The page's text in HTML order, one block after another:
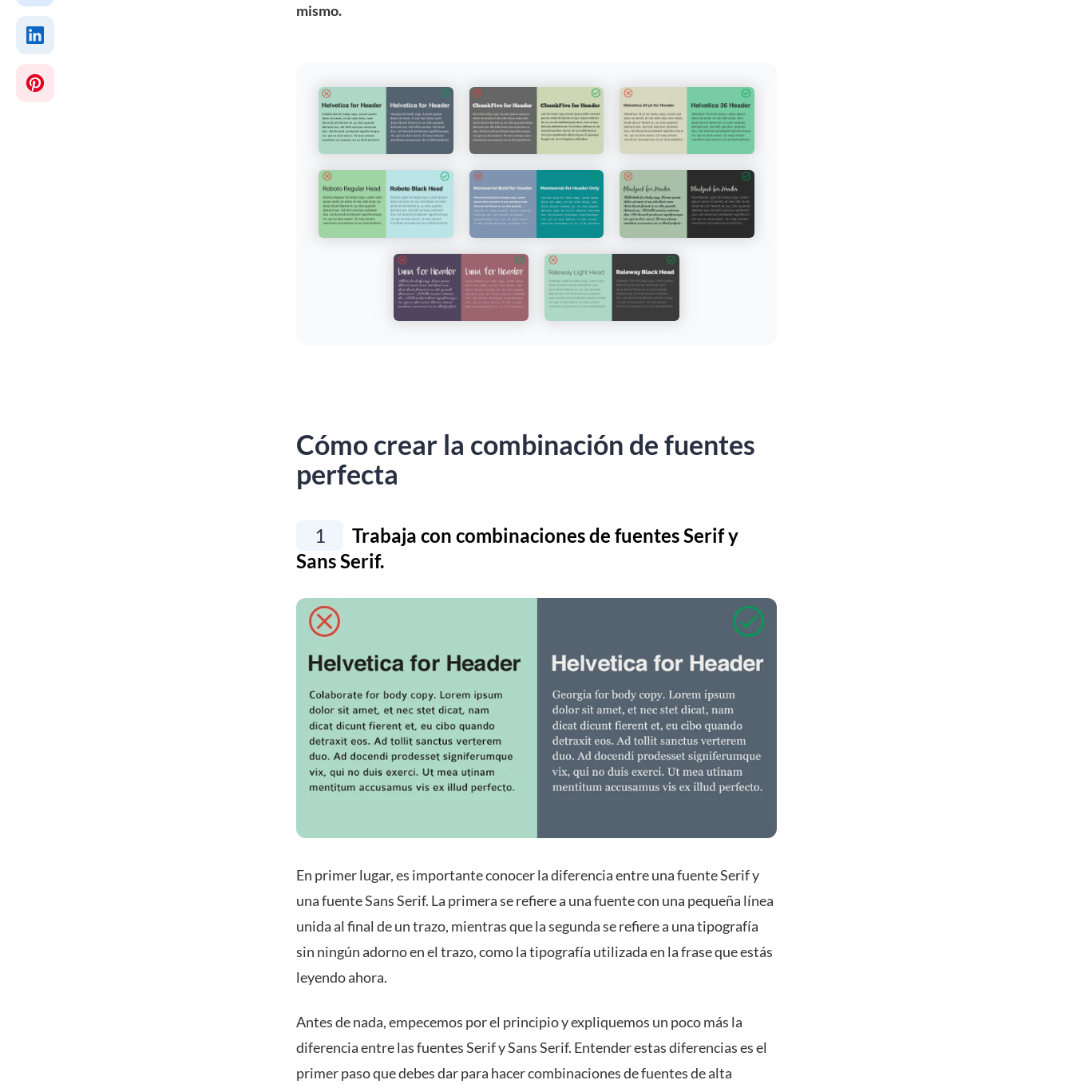
mismo.
Cómo crear la combinación de fuentes
perfecta
1
Trabaja con combinaciones de fuentes Serif y
Sans Serif.
En primer lugar, es importante conocer la diferencia entre una fuente Serif y
una fuente Sans Serif. La primera se refiere a una fuente con una pequeña línea
unida al final de un trazo, mientras que la segunda se refiere a una tipografía
sin ningún adorno en el trazo, como la tipografía utilizada en la frase que estás
leyendo ahora.
Antes de nada, empecemos por el principio y expliquemos un poco más la
diferencia entre las fuentes Serif y Sans Serif. Entender estas diferencias es el
primer paso que debes dar para hacer combinaciones de fuentes de alta